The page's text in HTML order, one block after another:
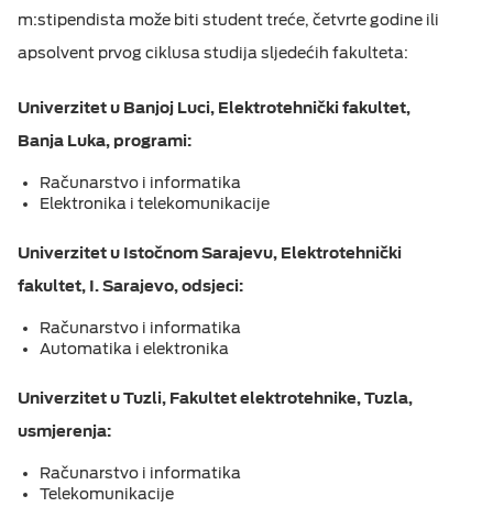
m:stipendista može biti student treće, četvrte godine ili
apsolvent prvog ciklusa studija sljedećih fakulteta:
Univerzitet u Banjoj Luci, Elektrotehnički fakultet,
Banja Luka, programi:
Računarstvo i informatika
Elektronika i telekomunikacije
Univerzitet u Istočnom Sarajevu, Elektrotehnički
fakultet, I. Sarajevo, odsjeci:
Računarstvo i informatika
Automatika i elektronika
Univerzitet u Tuzli, Fakultet elektrotehnike, Tuzla,
usmjerenja:
Računarstvo i informatika
Telekomunikacije